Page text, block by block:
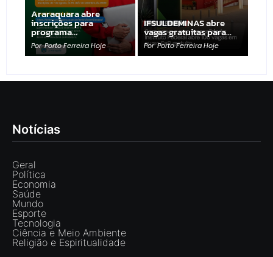
Araraquara abre
inscrições para
programa…
Por Porto Ferreira Hoje
IFSULDEMINAS abre
vagas gratuitas para…
Por Porto Ferreira Hoje
Notícias
Geral
Política
Economia
Saúde
Mundo
Esporte
Tecnologia
Ciência e Meio Ambiente
Religião e Espiritualidade